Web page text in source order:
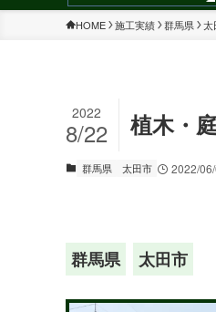
HOME 施工実績 群馬県 太
植木・
2022
8/22
群馬県 太田市 2022/
群馬県 太田市